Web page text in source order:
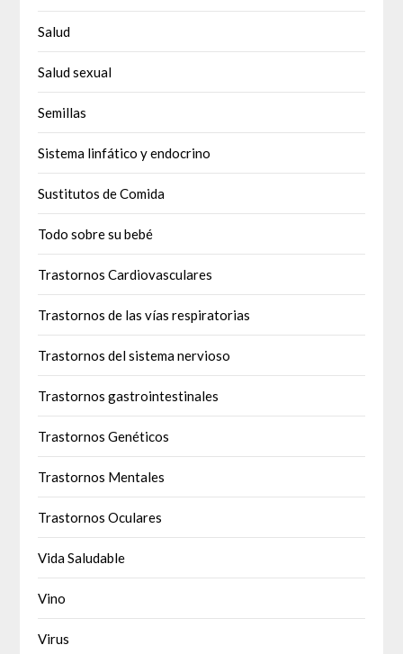
Salud
Salud sexual
Semillas
Sistema linfático y endocrino
Sustitutos de Comida
Todo sobre su bebé
Trastornos Cardiovasculares
Trastornos de las vías respiratorias
Trastornos del sistema nervioso
Trastornos gastrointestinales
Trastornos Genéticos
Trastornos Mentales
Trastornos Oculares
Vida Saludable
Vino
Virus